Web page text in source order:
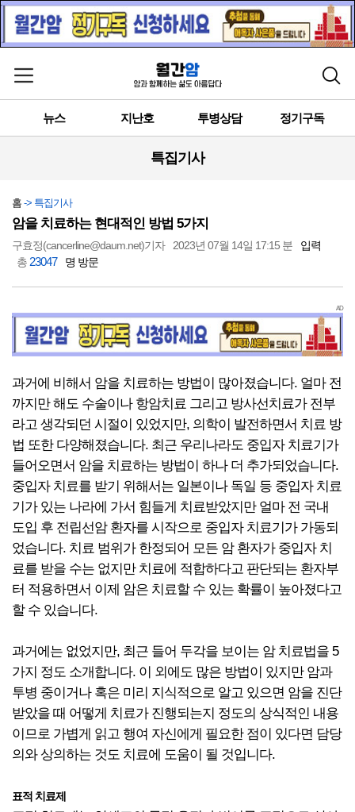
메뉴 열기 검색
뉴스 지난호 투병상담 정기구독
특집기사
홈 -> 특집기사
암을 치료하는 현대적인 방법 5가지
구효정(cancerline@daum.net)기자 2023년 07월 14일 17:15 분
입력
총 23047 명 방문
AD
과거에 비해서 암을 치료하는 방법이 많아졌습니다. 얼마 전
까지만 해도 수술이나 항암치료 그리고 방사선치료가 전부
라고 생각되던 시절이 있었지만, 의학이 발전하면서 치료 방
법 또한 다양해졌습니다. 최근 우리나라도 중입자 치료기가
들어오면서 암을 치료하는 방법이 하나 더 추가되었습니다.
중입자 치료를 받기 위해서는 일본이나 독일 등 중입자 치료
기가 있는 나라에 가서 힘들게 치료받았지만 얼마 전 국내
도입 후 전립선암 환자를 시작으로 중입자 치료기가 가동되
었습니다. 치료 범위가 한정되어 모든 암 환자가 중입자 치
료를 받을 수는 없지만 치료에 적합하다고 판단되는 환자부
터 적용하면서 이제 암은 치료할 수 있는 확률이 높아졌다고
할 수 있습니다.
과거에는 없었지만, 최근 들어 두각을 보이는 암 치료법을 5
가지 정도 소개합니다. 이 외에도 많은 방법이 있지만 암과
투병 중이거나 혹은 미리 지식적으로 알고 있으면 암을 진단
받았을 때 어떻게 치료가 진행되는지 정도의 상식적인 내용
이므로 가볍게 읽고 행여 자신에게 필요한 점이 있다면 담당
의와 상의하는 것도 치료에 도움이 될 것입니다.
표적 치료제